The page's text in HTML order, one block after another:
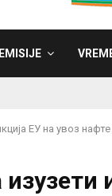
EMISIJE
ЕУ на увоз нафте